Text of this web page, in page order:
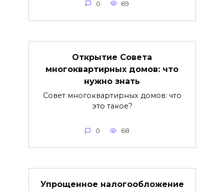
0 69
Открытие Совета
многоквартирных домов: что
нужно знать
Совет многоквартирных домов: что
это такое?
0 68
Упрощенное налогообложение